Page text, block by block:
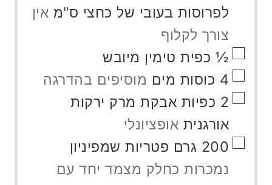
לפרוסות בעובי של כחצי ס"מ אין
צורך לקלוף
▢
½ כפית טימין מיובש
▢
4 כוסות מים מוסיפים בהדרגה
▢
2 כפיות אבקת מרק ירקות
אורגנית אופציונלי
▢
200 גרם פטריות שמפיניון
נמכרות כחלק מצמד יחד עם